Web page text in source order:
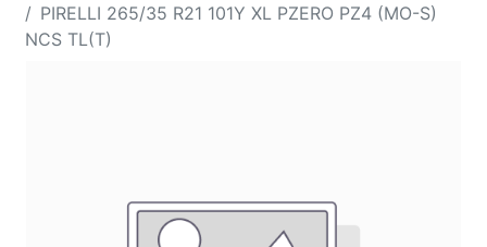
PIRELLI 265/35 R21 101Y XL PZERO PZ4 (MO-S)
NCS TL(T)